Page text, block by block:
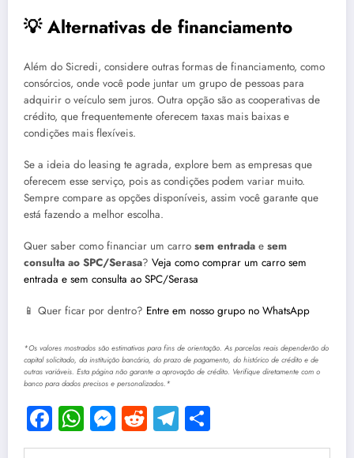
💡 Alternativas de financiamento
Além do Sicredi, considere outras formas de financiamento, como
consórcios, onde você pode juntar um grupo de pessoas para
adquirir o veículo sem juros. Outra opção são as cooperativas de
crédito, que frequentemente oferecem taxas mais baixas e
condições mais flexíveis.
Se a ideia do leasing te agrada, explore bem as empresas que
oferecem esse serviço, pois as condições podem variar muito.
Sempre compare as opções disponíveis, assim você garante que
está fazendo a melhor escolha.
Quer saber como financiar um carro sem entrada e sem
consulta ao SPC/Serasa? Veja como comprar um carro sem
entrada e sem consulta ao SPC/Serasa
📱 Quer ficar por dentro? Entre em nosso grupo no WhatsApp
*Os valores mostrados são estimativas para fins de orientação. As parcelas reais dependerão do
capital solicitado, da instituição bancária, do prazo de pagamento, do histórico de crédito e de
outras variáveis. Esta página não garante a aprovação de crédito. Verifique diretamente com o
banco para dados precisos e personalizados.*
Facebook
WhatsApp
Messenger
RedditTelegram